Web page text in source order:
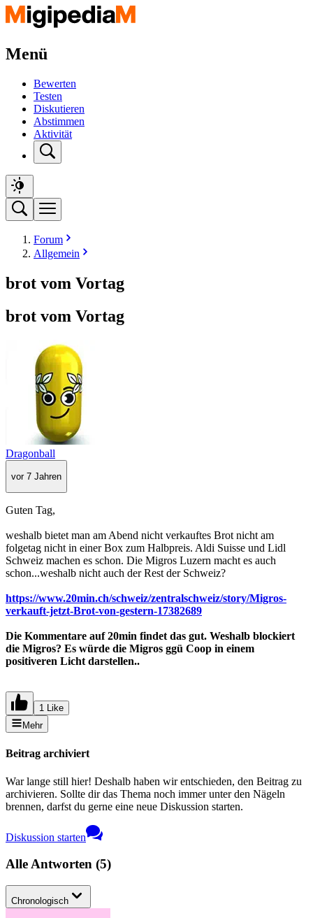
Menü
Bewerten
Testen
Diskutieren
Abstimmen
Aktivität
Forum
Allgemein
brot vom Vortag
brot vom Vortag
Dragonball
vor 7 Jahren
Guten Tag,
weshalb bietet man am Abend nicht verkauftes Brot nicht am
folgetag nicht in einer Box zum Halbpreis. Aldi Suisse und Lidl
Schweiz machen es schon. Die Migros Luzern macht es auch
schon...weshalb nicht auch der Rest der Schweiz?
https://www.20min.ch/schweiz/zentralschweiz/story/Migros-
verkauft-jetzt-Brot-von-gestern-17382689
Die Kommentare auf 20min findet das gut. Weshalb blockiert
die Migros? Es würde die Migros ggü Coop in einem
positiveren Licht darstellen..
1 Like
Mehr
Beitrag archiviert
War lange still hier! Deshalb haben wir entschieden, den Beitrag zu
archivieren. Sollte dir das Thema noch immer unter den Nägeln
brennen, darfst du gerne eine neue Diskussion starten.
Diskussion starten
Alle Antworten (5)
Chronologisch